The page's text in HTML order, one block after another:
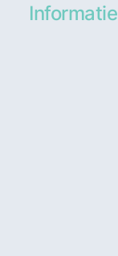
Informatie